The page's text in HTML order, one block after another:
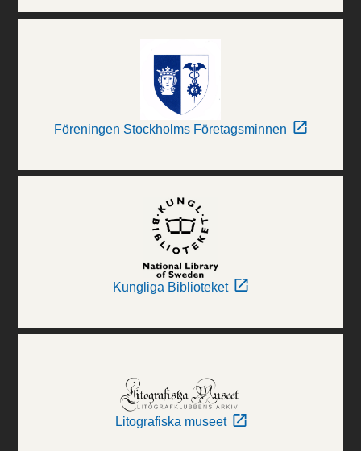
Föreningen Stockholms Företagsminnen
Kungliga Biblioteket
Litografiska museet